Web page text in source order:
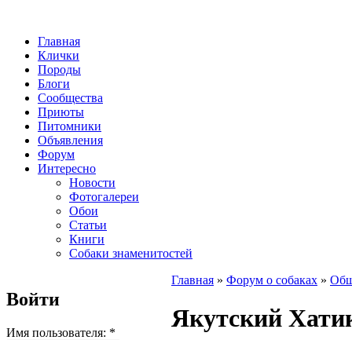
Главная
Клички
Породы
Блоги
Сообщества
Приюты
Питомники
Объявления
Форум
Интересно
Новости
Фотогалереи
Обои
Статьи
Книги
Собаки знаменитостей
Войти
Имя пользователя: *
Главная » Форум о собаках »
Якутский